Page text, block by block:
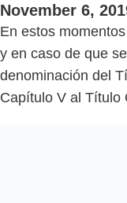
November 6,
En estos
y en caso de que
denominación del
Capítulo V al Título